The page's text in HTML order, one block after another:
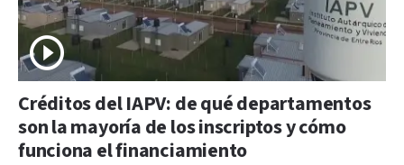
Créditos del IAPV: de qué departamentos
son la mayoría de los inscriptos y cómo
funciona el financiamiento